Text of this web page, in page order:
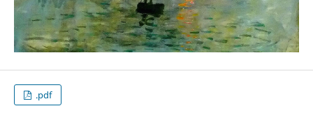
.pdf